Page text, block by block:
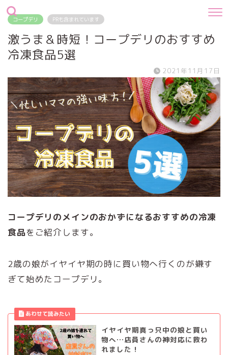
コープデリ PRも含まれています
激うま＆時短！コープデリのおすすめ
冷凍食品5選
2021年11月17日
コープデリのメインのおかずになるおすすめの冷凍
食品をご紹介します。
2歳の娘がイヤイヤ期の時に買い物へ行くのが嫌す
ぎて始めたコープデリ。
イヤイヤ期真っ只中の娘と買い
物へ…店員さんの神対応に救わ
れました！